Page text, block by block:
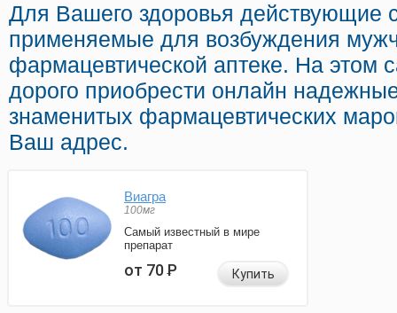
Для Вашего здоровья действующие
применяемые для возбуждения
фармацевтической аптеке. На этом
дорого приобрести онлайн
знаменитых фармацевтических
Ваш адрес.
Виагра
100мг
Самый известный в мире
препарат
от 70Р Купить